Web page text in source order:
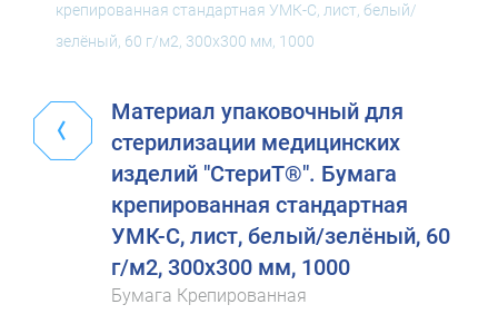
крепированная стандартная УМК-С, лист, белый/
зелёный, 60 г/м2, 300х300 мм, 1000
Материал упаковочный для
стерилизации медицинских
изделий "СтериТ®". Бумага
крепированная стандартная
УМК-С, лист, белый/зелёный, 60
г/м2, 300х300 мм, 1000
Бумага Крепированная